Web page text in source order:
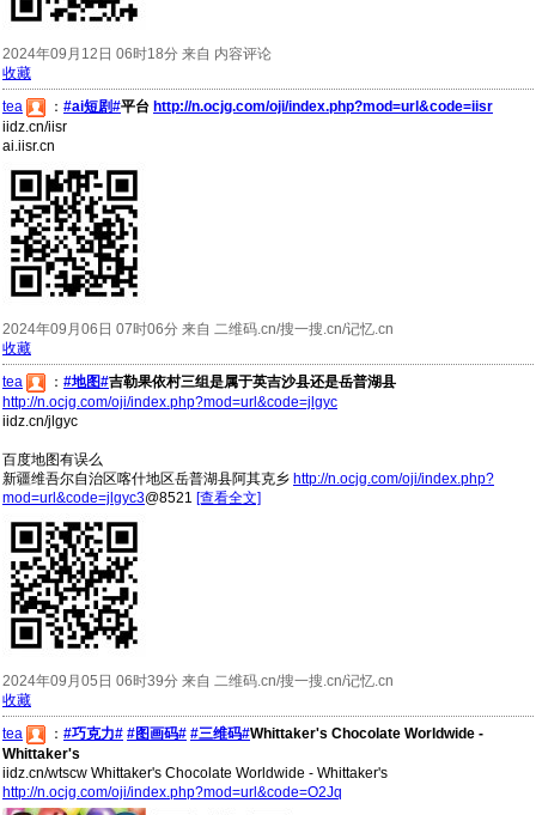
2024年09月12日 06时18分 来自 内容评论
收藏
tea
： #ai短剧#平台 http://n.ocjg.com/oji/index.php?mod=url&code=iisr
iidz.cn/iisr
ai.iisr.cn
2024年09月06日 07时06分 来自 二维码.cn/搜一搜.cn/记忆.cn
收藏
tea
： #地图#吉勒果依村三组是属于英吉沙县还是岳普湖县
http://n.ocjg.com/oji/index.php?mod=url&code=jlgyc
iidz.cn/jlgyc
百度地图有误么
新疆维吾尔自治区喀什地区岳普湖县阿其克乡 http://n.ocjg.com/oji/index.php?
mod=url&code=jlgyc3@8521 [查看全文]
2024年09月05日 06时39分 来自 二维码.cn/搜一搜.cn/记忆.cn
收藏
tea
： #巧克力# #图画码# #三维码#Whittaker's Chocolate Worldwide -
Whittaker's
iidz.cn/wtscw Whittaker's Chocolate Worldwide - Whittaker's
http://n.ocjg.com/oji/index.php?mod=url&code=O2Jq